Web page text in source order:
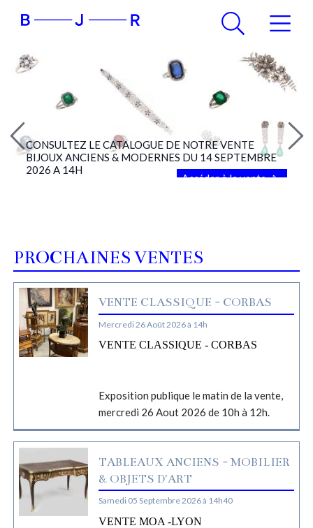
CONSULTEZ LE CATALOGUE DE NOTRE VENTE
BIJOUX ANCIENS & MODERNES DU 14 SEPTEMBRE
2026 A 14H
Accéder à la vente
PROCHAINES VENTES
VENTE CLASSIQUE - CORBAS
Mercredi 26 Août 2026 à 14h
VENTE CLASSIQUE - CORBAS
Exposition publique le matin de la vente,
mercredi 26 Aout 2026 de 10h à 12h.
TABLEAUX ANCIENS - MOBILIER
& OBJETS D'ART
Samedi 05 Septembre 2026 à 14h40
VENTE MOA -LYON